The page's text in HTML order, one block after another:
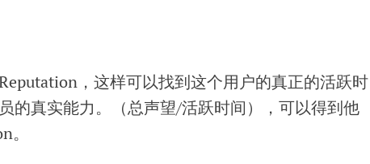
，这样可以找到这个用户的真正的活跃时
的真实能力。（总声望/活跃时间），可以得到他